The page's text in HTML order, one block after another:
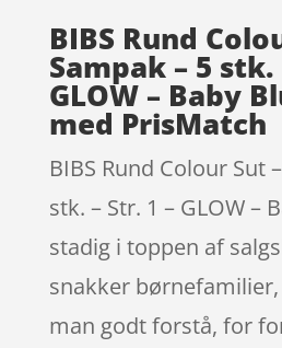
BIBS Rund
Sampak – 5 stk.
GLOW – Baby
med PrisMatch
BIBS Rund Colour Sut
stk. – Str. 1 – GLOW –
stadig i toppen af
snakker
man godt forstå, for